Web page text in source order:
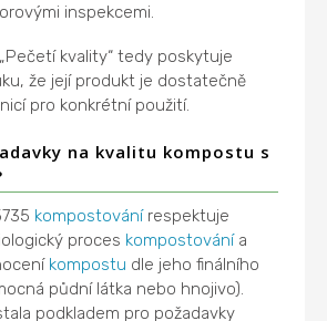
inspekcemi.
kvality“ tedy poskytuje
že její produkt je dostatečně
pro konkrétní použití.
na kvalitu kompostu s
kompostovánírespektuje
proces kompostovánía
kompostu dle jeho finálního
půdní látka nebo hnojivo).
podkladem pro požadavky